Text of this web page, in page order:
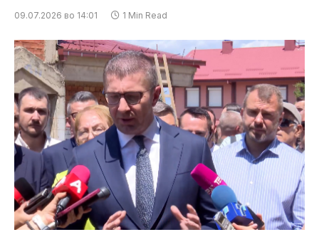
09.07.2026 во 14:01 1 Min Read